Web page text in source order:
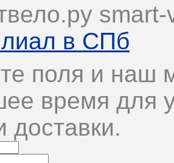
smart-
в СПб
поля и наш
время для
доставки.